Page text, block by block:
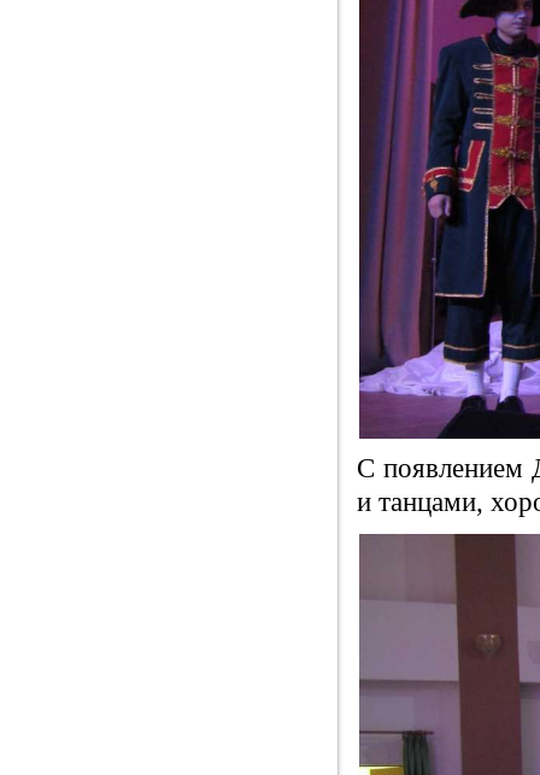
С появлением
и танцами,